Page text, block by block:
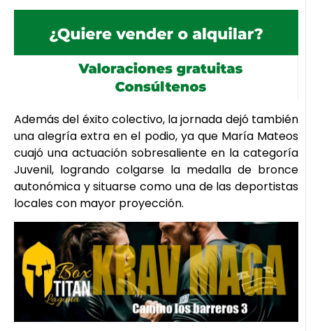
Además del éxito colectivo, la jornada dejó también
una alegría extra en el podio, ya que María Mateos
cuajó una actuación sobresaliente en la categoría
Juvenil, logrando colgarse la medalla de bronce
autonómica y situarse como una de las deportistas
locales con mayor proyección.